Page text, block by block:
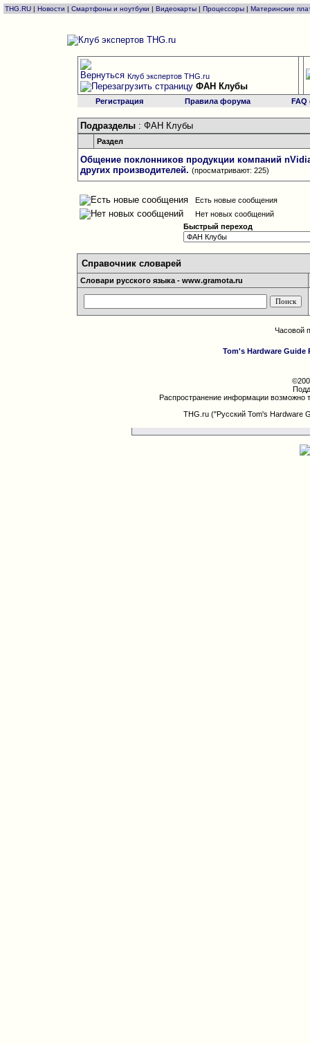
THG.RU | Новости | Смартфоны и ноутбуки | Видеокарты | Процессоры | Материнские
Клуб экспертов THG.ru
ФАН Клубы
Регистрация Правила форума
Подразделы: ФАН Клубы
Раздел
Общение поклонников продукции компаний
других производителей. (просматривают: 225)
Есть новые сообщения
Нет новых сообщений
Быстрый переход
Справочник словарей
Словари русского языка - www.gramota.ru
Часовой
Tom's Hardware Guide
Распространение информации возможно
THG.ru ("Русский Tom's Hardware